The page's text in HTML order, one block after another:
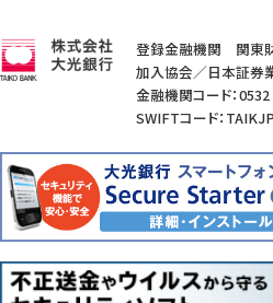
登録金融機関 関東財
加入協会／日本証券
金融機関コード：0532
SWIFTコード：